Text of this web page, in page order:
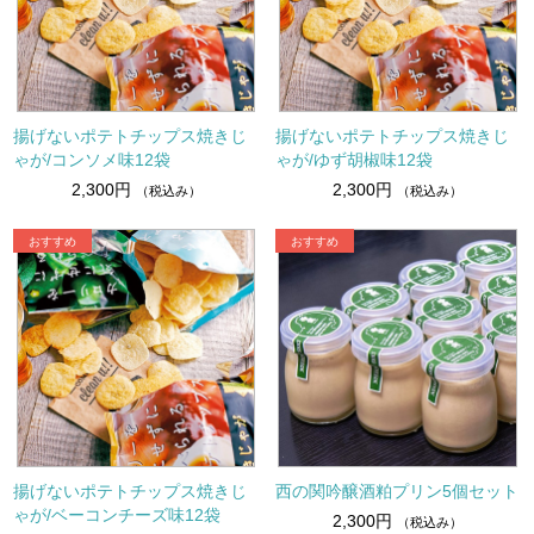
揚げないポテトチップス焼きじ
ゃが/コンソメ味12袋
2,300円
（税込み）
揚げないポテトチップス焼きじ
ゃが/ゆず胡椒味12袋
2,300円
（税込み）
揚げないポテトチップス焼きじ
ゃが/ベーコンチーズ味12袋
西の関吟醸酒粕プリン5個セット
2,300円
（税込み）